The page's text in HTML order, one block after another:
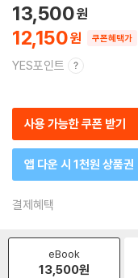
12,150
13,500
쿠폰혜택가
YES포인트
사용 가능한 쿠폰 받기
앱 다운 시 1천원 상품권
결제혜택
eBook
13,500원